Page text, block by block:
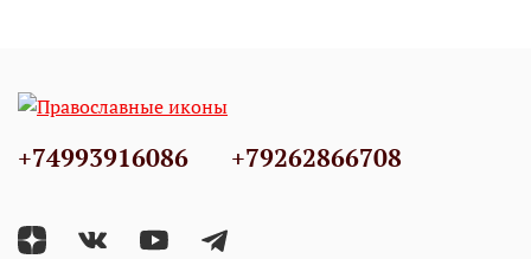
+74993916086 +79262866708